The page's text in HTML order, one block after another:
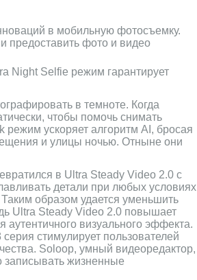
в мобильную фотосъемку.
предоставить фото и видео
Night Selfie режим гарантирует
в темноте. Когда
чтобы помочь снимать
режим ускоряет алгоритм AI, бросая
и улицы ночью. Отныне они
в Ultra Steady Video 2.0 с
детали при любых условиях
образом удается уменьшить
Ultra Steady Video 2.0 повышает
аутентичного визуального эффекта.
стимулирует пользователей
Soloop, умный видеоредактор,
записывать жизненные